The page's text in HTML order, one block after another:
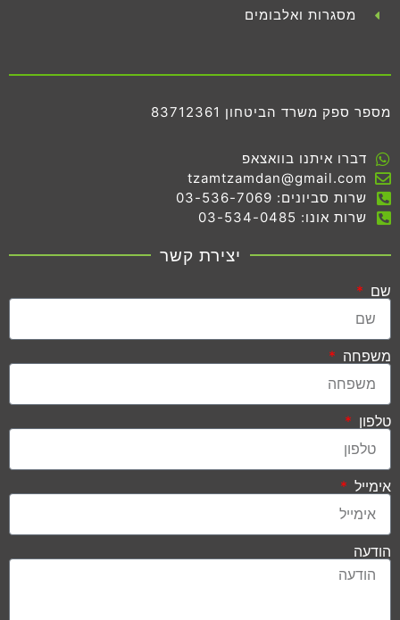
מסגרות ואלבומים
מספר ספק משרד הביטחון 83712361
דברו איתנו בוואצאפ
tzamtzamdan@gmail.com
שרות סביונים: 03-536-7069
שרות אונו: 03-534-0485
יצירת קשר
שם
משפחה
טלפון
אימייל
הודעה